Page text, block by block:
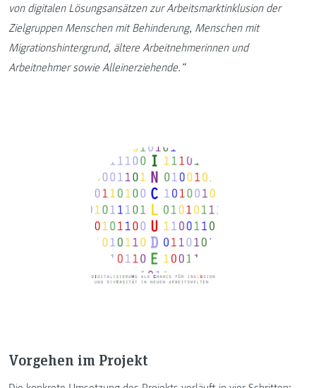
von digitalen Lösungsansätzen zur Arbeitsmarktinklusion der
Zielgruppen Menschen mit Behinderung, Menschen mit
Migrationshintergrund, ältere Arbeitnehmerinnen und
Arbeitnehmer sowie Alleinerziehende.“
Vorgehen im Projekt